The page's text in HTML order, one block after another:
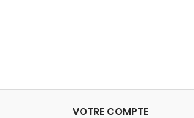
VOTRE COMPTE